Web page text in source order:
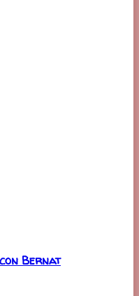
Bernat